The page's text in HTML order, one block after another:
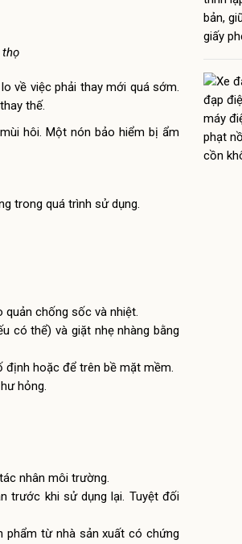
thọ
về việc phải thay mới quá sớm.
thế.
hôi. Một nón bảo hiểm bị ẩm
trong quá trình sử dụng.
chống sốc và nhiệt.
có thể) và giặt nhẹ nhàng bằng
định hoặc để trên bề mặt mềm.
hỏng.
nhân môi trường.
trước khi sử dụng lại. Tuyệt đối
phẩm từ nhà sản xuất có chứng